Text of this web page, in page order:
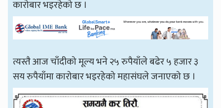
कारोबार भइरहेको छ ।
त्यस्तै आज चाँदीको मूल्य भने २५ रुपैयाँले बढेर ५ हजार ३
सय रुपैयाँमा कारोबार भइरहेको महासंघले जनाएको छ ।